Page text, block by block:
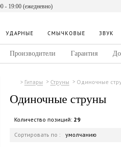
- 19:00 (ежедневно)
УДАРНЫЕ СМЫЧКОВЫЕ ЗВУК
Производители Гарантия
Гитары Струны Одиночные
Одиночные струны
Количество позиций: 29
Сортировать по : умолчанию